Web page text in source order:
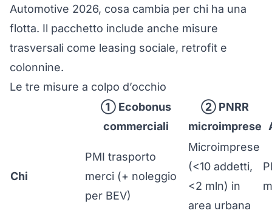
Automotive 2026, cosa cambia per chi ha una
flotta. Il pacchetto include anche misure
trasversali come leasing sociale, retrofit e
colonnine.
Le tre misure a colpo d’occhio
① Ecobonus
commerciali
② PNRR
microimprese
Chi
PMI trasporto
merci (+ noleggio
per BEV)
Microimprese
(<10 addetti,
<2 mln) in
area urbana